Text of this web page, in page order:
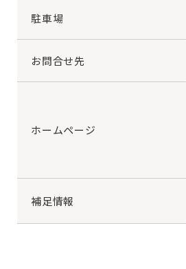
駐車場
お問合せ先
ホームページ
補足情報